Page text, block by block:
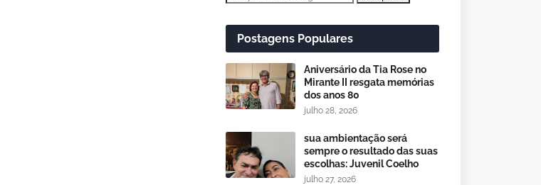
Postagens Populares
Aniversário da Tia Rose no
Mirante II resgata memórias
dos anos 80
julho 28, 2026
sua ambientação será
sempre o resultado das suas
escolhas: Juvenil Coelho
julho 27, 2026